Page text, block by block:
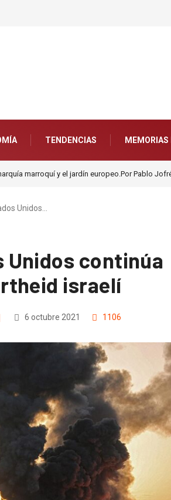
TENDENCIAS MEMORIAS
europeo.Por Pablo Jofré LealAnte los riesgos de
Unidos…
Unidos continúa
israelí
6 octubre 2021 1106